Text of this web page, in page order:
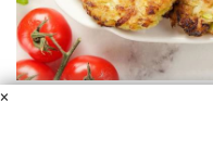
×